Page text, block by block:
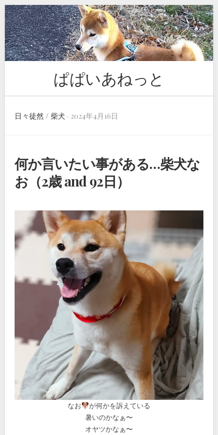
Skip
to
content
ぱぱいあねっと
日々徒然 / 柴犬 · 2024年4月16日
何か言いたい事がある…柴犬な
お（2歳 and 92日）
なお
が何かを訴えている
暑いのかなぁ〜
オヤツかなぁ〜